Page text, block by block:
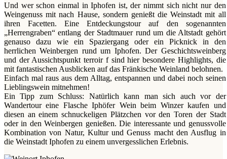
Und wer schon einmal in Iphofen ist, der nimmt sich nicht nur den
Weingenuss mit nach Hause, sondern genießt die Weinstadt mit all
ihren Facetten. Eine Entdeckungstour auf den sogenannten
„Herrengraben“ entlang der Stadtmauer rund um die Altstadt gehört
genauso dazu wie ein Spaziergang oder ein Picknick in den
herrlichen Weinbergen rund um Iphofen. Der Geschichtsweinberg
und der Aussichtspunkt terroir f sind hier besondere Highlights, die
mit fantastischen Ausblicken auf das Fränkische Weinland belohnen.
Einfach mal raus aus dem Alltag, entspannen und dabei noch seinen
Lieblingswein mitnehmen!
Ein Tipp zum Schluss: Natürlich kann man sich auch vor der
Wandertour eine Flasche Iphöfer Wein beim Winzer kaufen und
diesen an einem schnuckeligen Plätzchen vor den Toren der Stadt
oder in den Weinbergen genießen. Die interessante und genussvolle
Kombination von Natur, Kultur und Genuss macht den Ausflug in
die Weinstadt Iphofen zu einem unvergesslichen Erlebnis.